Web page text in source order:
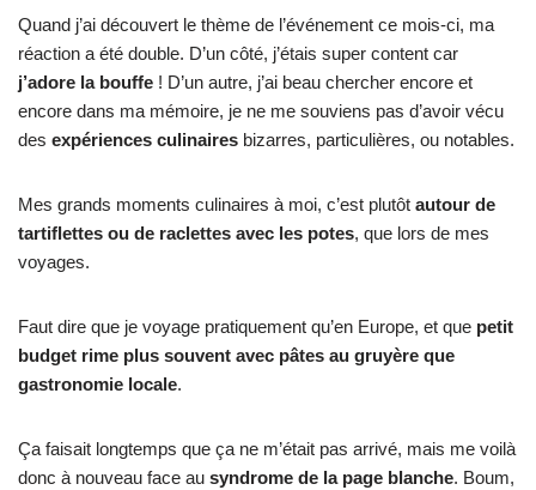
Quand j’ai découvert le thème de l’événement ce mois-ci, ma
réaction a été double. D’un côté, j’étais super content car
j’adore la bouffe ! D’un autre, j’ai beau chercher encore et
encore dans ma mémoire, je ne me souviens pas d’avoir vécu
des expériences culinaires bizarres, particulières, ou notables.
Mes grands moments culinaires à moi, c’est plutôt autour de
tartiflettes ou de raclettes avec les potes, que lors de mes
voyages.
Faut dire que je voyage pratiquement qu’en Europe, et que petit
budget rime plus souvent avec pâtes au gruyère que
gastronomie locale.
Ça faisait longtemps que ça ne m’était pas arrivé, mais me voilà
donc à nouveau face au syndrome de la page blanche. Boum,